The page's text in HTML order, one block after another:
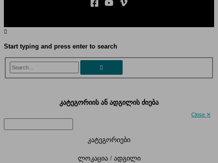
Start typing and press enter to search
Search...
Close ✕
კატეგორიის ან ადგილის ძიება
კატეგორიები
ლოკაცია / ადგილი